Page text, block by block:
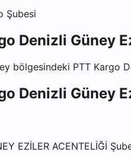
Şubesi
Denizli Güney
bölgesindeki PTT Kargo
Denizli Güney
EZİLER ACENTELİĞİ